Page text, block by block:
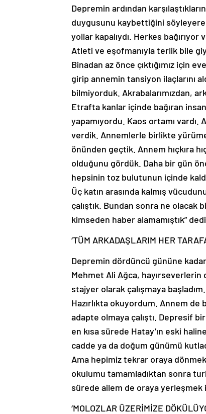
Depremin ardından
duygusunu kaybettiğini
yollar kapalıydı. Herkes
Atleti ve eşofmanıyla terlik bile
Binadan az önce çıktığımız için
girip annemin tansiyon ilaçlarını
bilmiyorduk. Akrabalarımızdan,
Etrafta kanlar içinde bağıran
yapamıyordu. Kaos ortamı
verdik. Annemlerle birlikte
önünden geçtik. Annem hıçkıra
olduğunu gördük. Daha bir gün
hepsinin toz bulutunun içinde
Üç katın arasında kalmış
çalıştık. Bundan sonra ne olacak
kimseden haber alamamıştık”
‘TÜM ARKADAŞLARIM HER
Depremin dördüncü gününe kadar
Mehmet Ali Ağca,
stajyer olarak çalışmaya
Hazırlıkta okuyordum. Annem de
adapte olmaya çalıştı. Depresif
en kısa sürede Hatay’ın eski
cadde ya da doğum günümü
Ama hepimiz tekrar oraya
okulumu tamamladıktan sonra
sürede ailem de oraya yerleşmek
‘MOLOZLAR ÜZERİMİZE